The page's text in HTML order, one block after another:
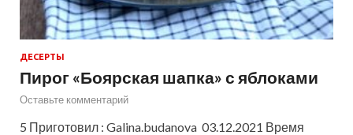
ДЕСЕРТЫ
Пирог «Боярская шапка» с яблоками
Оставьте комментарий
5 Приготовил : Galina.budanova 03.12.2021 Время